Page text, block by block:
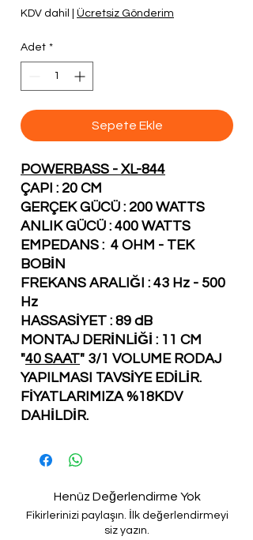
KDV dahil Ücretsiz Gönderim
Adet *
Sepete Ekle
POWERBASS - XL-844
ÇAPI : 20 CM
GERÇEK GÜCÜ : 200 WATTS
ANLIK GÜCÜ : 400 WATTS
EMPEDANS : 4 OHM - TEK
BOBİN
FREKANS ARALIĞI : 43 Hz - 500
Hz
HASSASİYET : 89 dB
MONTAJ DERİNLİĞİ : 11 CM
"40 SAAT" 3/1 VOLUME RODAJ
YAPILMASI TAVSİYE EDİLİR.
FİYATLARIMIZA %18KDV
DAHİLDİR.
Henüz Değerlendirme Yok
Fikirlerinizi paylaşın. İlk değerlendirmeyi
siz yazın.